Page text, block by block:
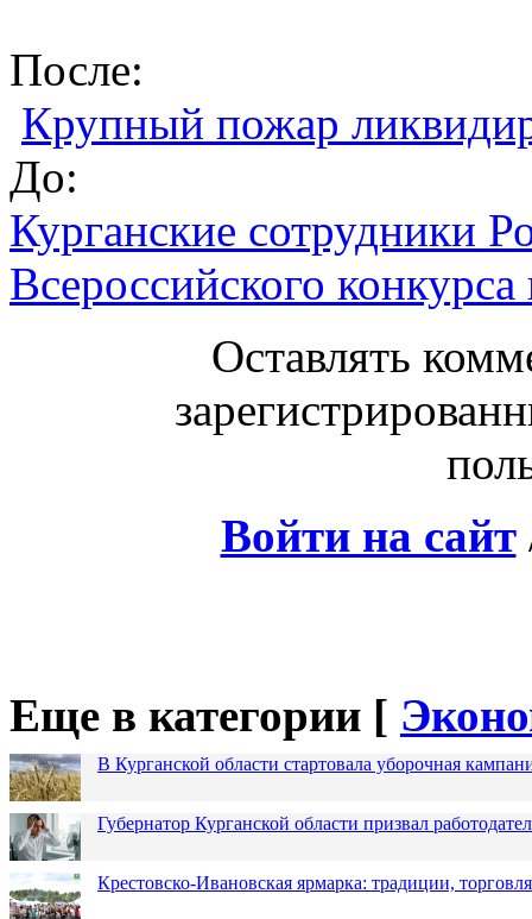
После:
Крупный пожар
До:
Курганские сотрудники
Всероссийского
Оставлять
Войти на сайт
Еще в категории [
В Курганской области стартовала уборочная
Губернатор Курганской области призвал
Крестовско-Ивановская ярмарка: традиции,